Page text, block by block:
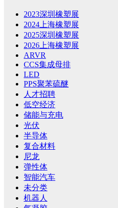
2023深圳橡塑展
2024上海橡塑展
2025深圳橡塑展
2026上海橡塑展
ARVR
CCS集成母排
LED
PPS聚苯硫醚
人才招聘
低空经济
储能与充电
光伏
半导体
复合材料
尼龙
弹性体
智能汽车
未分类
机器人